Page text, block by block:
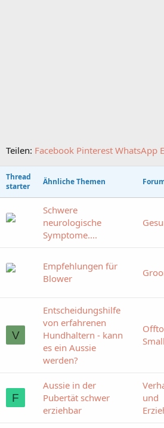
Teilen: Facebook Pinterest WhatsApp
Thread
starter
Ähnliche Themen
Schwere
neurologische
Symptome....
Empfehlungen für
Blower
V
Entscheidungshilfe
von erfahrenen
Hundhaltern - kann
es ein Aussie
werden?
F
Aussie in der
Pubertät schwer
erziehbar
und